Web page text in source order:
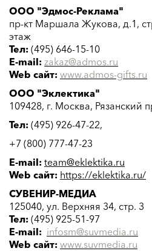
ООО "Эдмос-Реклама"
пр-кт Маршала Жукова, д.1,
этаж
Тел: (495) 646-15-10
E-mail: zakaz@admos.ru
Web сайт: www.admos-gifts.ru
ООО "Эклектика"
109428, г. Москва, Рязанский
Тел: (495) 926-47-22,
+7 (800) 777-47-23
E-mail: team@eklektika.ru
Web сайт: https://eklektika.ru/
СУВЕНИР-МЕДИА
125040, ул. Верхняя 34, стр. 3
Тел: (495) 925-51-97
E-mail: infosm@suvmedia.ru
Web сайт: www.suvmedia.ru